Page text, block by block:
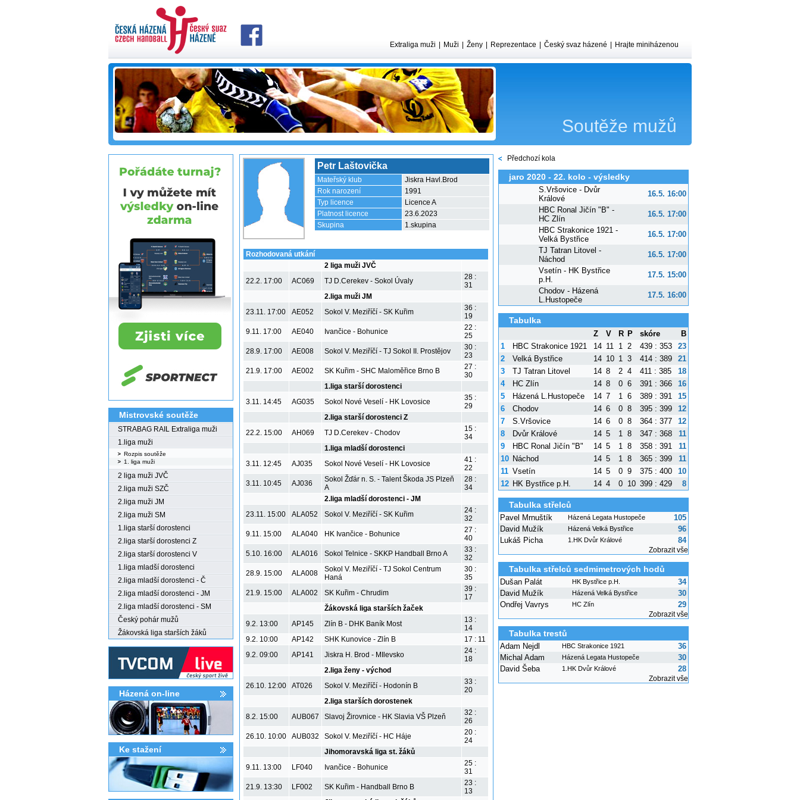
Soutěže mužů
Extraliga muži Muži Ženy Reprezentace Český svaz házené Hrajte miniházenou
Mistrovské soutěže
STRABAG RAIL Extraliga muži
1.liga muži
Rozpis soutěže
1. liga muži
2 liga muži JVČ
2.liga muži SZČ
2.liga muži JM
2.liga muži SM
1.liga starší dorostenci
2.liga starší dorostenci Z
2.liga starší dorostenci V
1.liga mladší dorostenci
2.liga mladší dorostenci - Č
2.liga mladší dorostenci - JM
2.liga mladší dorostenci - SM
Český pohár mužů
Žákovská liga starších žáků
Házená on-line
Ke stažení­
Petr Laštovička
Mateřský klub
Jiskra Havl.Brod
Rok narození
1991
Typ licence
Licence A
Platnost licence
23.6.2023
Skupina
1.skupina
Rozhodovaná utkání
2 liga muži JVČ
22.2. 17:00
AC069 TJ D.Cerekev - Sokol Úvaly
28 :
31
2.liga muži JM
23.11. 17:00
AE052 Sokol V. Meziříčí - SK Kuřim
36 :
19
9.11. 17:00
AE040 Ivančice - Bohunice
22 :
25
28.9. 17:00
AE008 Sokol V. Meziříčí - TJ Sokol II. Prostějov
30 :
23
21.9. 17:00
AE002 SK Kuřim - SHC Maloměřice Brno B
27 :
30
1.liga starší dorostenci
3.11. 14:45
AG035 Sokol Nové Veselí - HK Lovosice
35 :
29
2.liga starší dorostenci Z
22.2. 15:00
AH069 TJ D.Cerekev - Chodov
15 :
34
1.liga mladší dorostenci
3.11. 12:45
AJ035 Sokol Nové Veselí - HK Lovosice
41 :
22
3.11. 10:45
AJ036
Sokol Žďár n. S. - Talent Škoda JS Plzeň
A
28 :
34
2.liga mladší dorostenci - JM
23.11. 15:00
ALA052 Sokol V. Meziříčí - SK Kuřim
24 :
32
9.11. 15:00
ALA040 HK Ivančice - Bohunice
27 :
40
5.10. 16:00
ALA016 Sokol Telnice - SKKP Handball Brno A
33 :
32
28.9. 15:00
ALA008
Sokol V. Meziříčí - TJ Sokol Centrum
Haná
30 :
35
21.9. 15:00
ALA002 SK Kuřim - Chrudim
39 :
17
Žákovská liga starších žaček
9.2. 13:00
AP145 Zlín B - DHK Baník Most
13 :
14
9.2. 10:00
AP142 SHK Kunovice - Zlín B
17 : 11
9.2. 09:00
AP141 Jiskra H. Brod - MIlevsko
24 :
18
2.liga ženy - východ
26.10. 12:00
AT026 Sokol V. Meziříčí - Hodonín B
33 :
20
2.liga starších dorostenek
8.2. 15:00
AUB067 Slavoj Žirovnice - HK Slavia VŠ Plzeň
32 :
26
26.10. 10:00
AUB032 Sokol V. Meziříčí - HC Háje
20 :
24
Jihomoravská liga st. žáků
9.11. 13:00
LF040 Ivančice - Bohunice
25 :
31
21.9. 13:30
LF002 SK Kuřim - Handball Brno B
23 :
13
Předchozí kola
jaro 2020 - 22. kolo - výsledky
S.Vršovice - Dvůr
Králové
16.5. 16:00
HBC Ronal Jičín "B" -
HC Zlín
16.5. 17:00
HBC Strakonice 1921 -
Velká Bystřice
16.5. 17:00
TJ Tatran Litovel -
Náchod
16.5. 17:00
Vsetín - HK Bystřice
p.H.
17.5. 15:00
Chodov - Házená
L.Hustopeče
17.5. 16:00
Tabulka
Z V R P skóre
B
1
HBC Strakonice 1921 14 11 1 2 439 : 353
23
2
Velká Bystřice 14 10 1 3 414 : 389
21
3
TJ Tatran Litovel 14 8 2 4 411 : 385
18
4
HC Zlín 14 8 0 6 391 : 366
16
5
Házená L.Hustopeče 14 7 1 6 389 : 391
15
6
Chodov 14 6 0 8 395 : 399
12
7
S.Vršovice 14 6 0 8 364 : 377
12
8
Dvůr Králové 14 5 1 8 347 : 368
11
9
HBC Ronal Jičín "B" 14 5 1 8 358 : 391
11
10 Náchod 14 5 1 8 365 : 399
11
11 Vsetín 14 5 0 9 375 : 400
10
12 HK Bystřice p.H. 14 4 0 10 399 : 429 8
Tabulka střelců
Pavel Mrnuštík Házená Legata Hustopeče
105
David Mužík
Házená Velká Bystřice
96
Lukáš Picha
1.HK Dvůr Králové 84
Zobrazit vše
Tabulka střelců sedmimetrových hodů
Dušan Palát HK Bystřice p.H.
34
David Mužík
Házená Velká Bystřice
30
Ondřej Vavrys
HC Zlín 29
Zobrazit vše
Tabulka trestů
Adam Nejdl HBC Strakonice 1921
36
Michal Adam
Házená Legata Hustopeče
30
David Šeba
1.HK Dvůr Králové 28
Zobrazit vše